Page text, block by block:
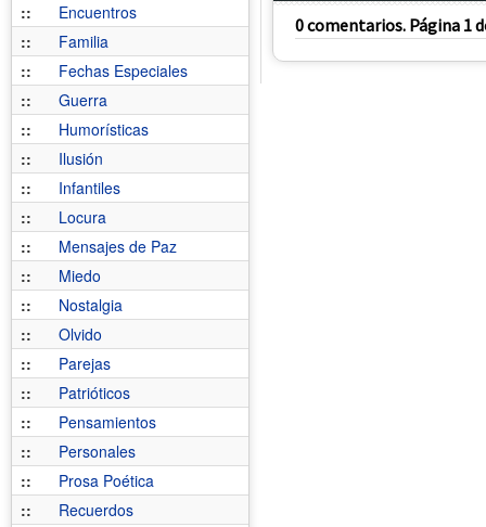
::
Encuentros
::
Familia
::
Fechas Especiales
::
Guerra
::
Humorísticas
::
Ilusión
::
Infantiles
::
Locura
::
Mensajes de Paz
::
Miedo
::
Nostalgia
::
Olvido
::
Parejas
::
Patrióticos
::
Pensamientos
::
Personales
::
Prosa Poética
::
Recuerdos
0 comentarios. Página 1